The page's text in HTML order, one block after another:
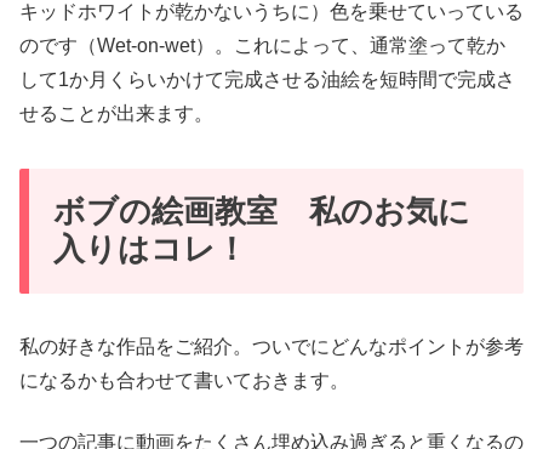
キッドホワイトが乾かないうちに）色を乗せていっている
のです（Wet-on-wet）。これによって、通常塗って乾か
して1か月くらいかけて完成させる油絵を短時間で完成さ
せることが出来ます。
ボブの絵画教室 私のお気に
入りはコレ！
私の好きな作品をご紹介。ついでにどんなポイントが参考
になるかも合わせて書いておきます。
一つの記事に動画をたくさん埋め込み過ぎると重くなるの